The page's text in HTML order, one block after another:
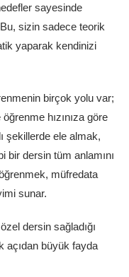
sayesinde
sizin sadece teorik
yaparak kendinizi
birçok yolu var;
hızınıza göre
şekillerde ele almak,
bir dersin tüm anlamını
müfredata
sunar.
dersin sağladığı
açıdan büyük fayda